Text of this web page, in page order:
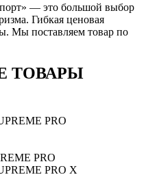
— это большой выбор
Гибкая ценовая
Мы поставляем товар по
ТОВАРЫ
PRO